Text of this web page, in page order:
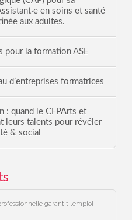
en soins et santé
aux adultes.
pour la formation ASE
d’entreprises formatrices
: quand le CFPArts et
leurs talents pour révéler
& social
garantit l’emploi |